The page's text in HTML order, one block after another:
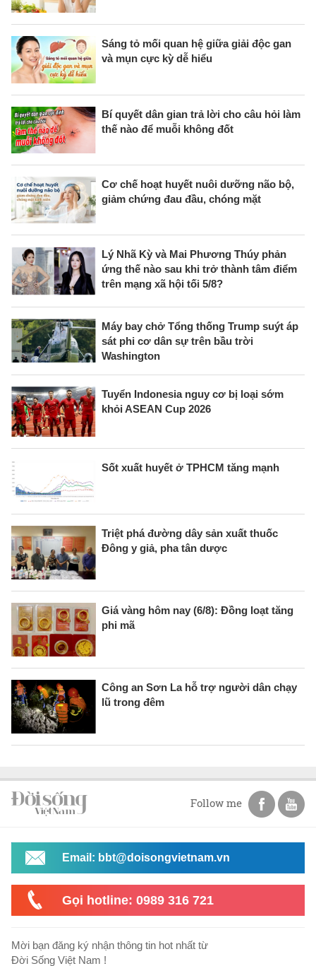
Sáng tỏ mối quan hệ giữa giải độc gan
và mụn cực kỳ dễ hiểu
Bí quyết dân gian trả lời cho câu hỏi làm
thế nào để muỗi không đốt
Cơ chế hoạt huyết nuôi dưỡng não bộ,
giảm chứng đau đầu, chóng mặt
Lý Nhã Kỳ và Mai Phương Thúy phản
ứng thế nào sau khi trở thành tâm điểm
trên mạng xã hội tối 5/8?
Máy bay chở Tổng thống Trump suýt áp
sát phi cơ dân sự trên bầu trời
Washington
Tuyển Indonesia nguy cơ bị loại sớm
khỏi ASEAN Cup 2026
Sốt xuất huyết ở TPHCM tăng mạnh
Triệt phá đường dây sản xuất thuốc
Đông y giả, pha tân dược
Giá vàng hôm nay (6/8): Đồng loạt tăng
phi mã
Công an Sơn La hỗ trợ người dân chạy
lũ trong đêm
Follow me
Email: bbt@doisongvietnam.vn
Gọi hotline: 0989 316 721
Mời bạn đăng ký nhận thông tin hot nhất từ
Đời Sống Việt Nam !